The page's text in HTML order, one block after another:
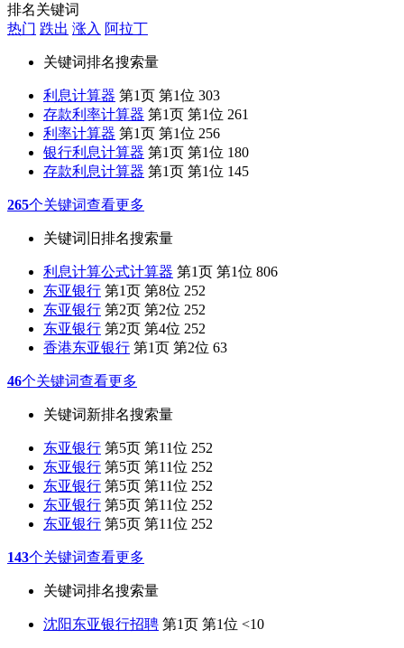
排名关键词
热门 跌出 涨入 阿拉丁
关键词排名搜索量
利息计算器 第1页 第1位 303
存款利率计算器 第1页 第1位 261
利率计算器 第1页 第1位 256
银行利息计算器 第1页 第1位 180
存款利息计算器 第1页 第1位 145
265个关键词查看更多
关键词 旧排名搜索量
利息计算公式计算器 第1页 第1位 806
东亚银行 第1页 第8位 252
东亚银行 第2页 第2位 252
东亚银行 第2页 第4位 252
香港东亚银行 第1页 第2位 63
46个关键词查看更多
关键词新排名搜索量
东亚银行 第5页 第11位 252
东亚银行 第5页 第11位 252
东亚银行 第5页 第11位 252
东亚银行 第5页 第11位 252
东亚银行 第5页 第11位 252
143个关键词查看更多
关键词排名搜索量
沈阳东亚银行招聘 第1页 第1位 <10